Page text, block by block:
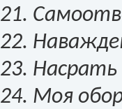
21.
22.
23.
24. Моя